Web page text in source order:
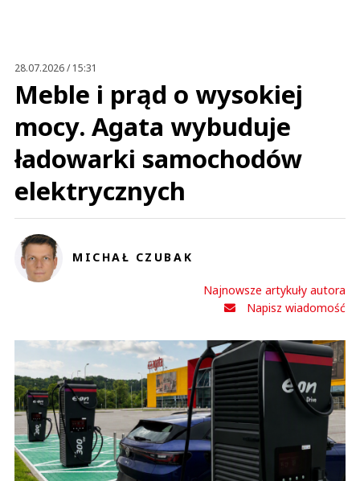
28.07.2026 / 15:31
Meble i prąd o wysokiej
mocy. Agata wybuduje
ładowarki samochodów
elektrycznych
MICHAŁ CZUBAK
Najnowsze artykuły autora
Napisz wiadomość